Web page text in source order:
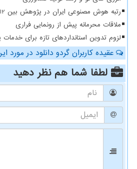
رتبه هوش مصنوعی ایران در پژوهش بین 12 تا 18
ملاقات محرمانه پیش از رونمایی فراری
لزوم تدوین استانداردهای تازه برای
عقیده کاربران گردو دانلود در مورد
لطفا شما همنظر دهید